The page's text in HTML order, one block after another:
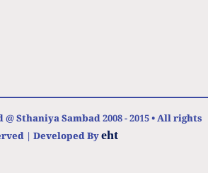
Sthaniya Sambad 2008 - 2015 • All rights
| Developed Byeht